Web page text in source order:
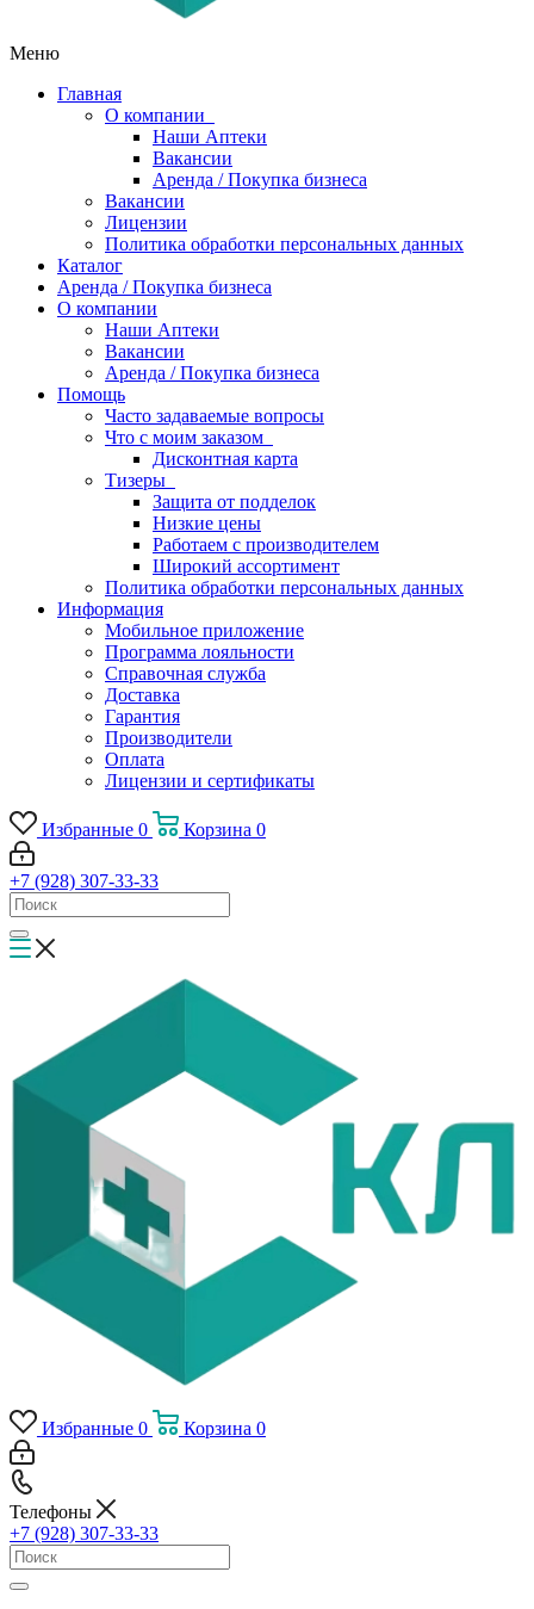
Меню
Главная
О компании
Наши Аптеки
Вакансии
Аренда / Покупка бизнеса
Вакансии
Лицензии
Политика обработки персональных данных
Каталог
Аренда / Покупка бизнеса
О компании
Наши Аптеки
Вакансии
Аренда / Покупка бизнеса
Помощь
Часто задаваемые вопросы
Что с моим заказом
Дисконтная карта
Тизеры
Защита от подделок
Низкие цены
Работаем с производителем
Широкий ассортимент
Политика обработки персональных данных
Информация
Мобильное приложение
Программа лояльности
Справочная служба
Доставка
Гарантия
Производители
Оплата
Лицензии и сертификаты
Избранные 0 Корзина 0
+7 (928) 307-33-33
Избранные 0 Корзина 0
Телефоны
+7 (928) 307-33-33